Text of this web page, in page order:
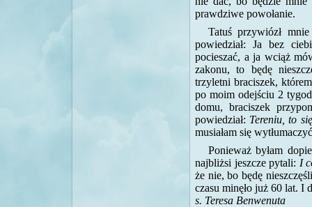
prawdziwe powołanie.
Tatuś przywiózł
powiedział: Ja bez
pocieszać, a ja wciąż
zakonu, to będę
trzyletni braciszek,
po moim odejściu 2
domu, braciszek
powiedział: Tereniu, to
musiałam się
Ponieważ byłam
najbliżsi jeszcze pytali: I
że nie, bo będę
czasu minęło już 60 lat. I
s. Teresa Benwenuta